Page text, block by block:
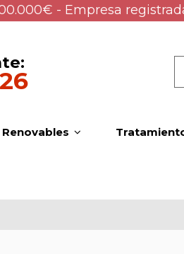
- Empresa
Renovables